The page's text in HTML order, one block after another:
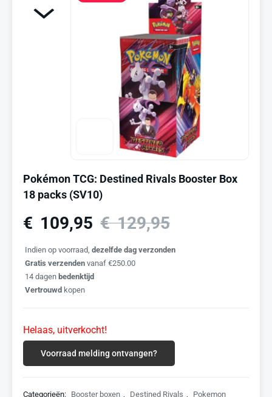
Pokémon TCG: Destined Rivals Booster Box
18 packs (SV10)
€129,95
€ 109,95
Indien op voorraad, dezelfde dag verzonden
Gratis verzenden vanaf €250.00
14 dagen bedenktijd
Vertrouwd kopen
Helaas, uitverkocht!
Voorraad melding ontvangen?
Categorieën: Booster boxen Destined Rivals
Pokemon